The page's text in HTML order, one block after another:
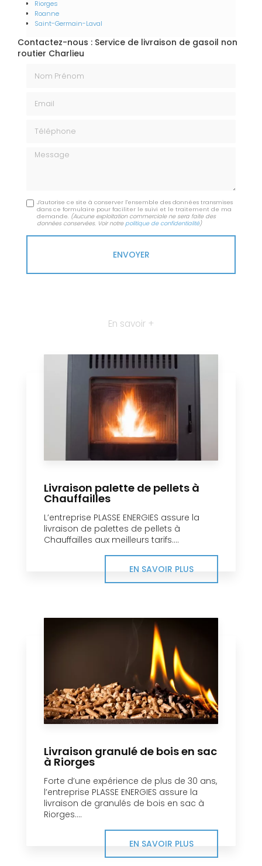
Riorges
Roanne
Saint-Germain-Laval
Contactez-nous : Service de livraison de gasoil non
routier Charlieu
Message
J'autorise ce site à conserver l'ensemble des données transmises
dans ce formulaire pour faciliter le suivi et le traitement de ma
demande. (Aucune exploitation commerciale ne sera faite des
données conservées. Voir notre politique de confidentialité)
En savoir +
Livraison palette de pellets à
Chauffailles
L’entreprise PLASSE ENERGIES assure la
livraison de palettes de pellets à
Chauffailles aux meilleurs tarifs....
EN SAVOIR PLUS
Livraison granulé de bois en sac
à Riorges
Forte d’une expérience de plus de 30 ans,
l’entreprise PLASSE ENERGIES assure la
livraison de granulés de bois en sac à
Riorges....
EN SAVOIR PLUS